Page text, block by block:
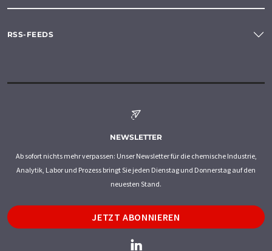
RSS-FEEDS
NEWSLETTER
Ab sofort nichts mehr verpassen: Unser Newsletter für die chemische Industrie,
Analytik, Labor und Prozess bringt Sie jeden Dienstag und Donnerstag auf den
neuesten Stand.
JETZT ABONNIEREN